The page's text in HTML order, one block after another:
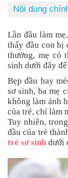
Bé
mặc
Bé
đi
ra
ngoài
Bé
ngủ
Bé
khỏe
&
an
toàn
Bé
tắm
Nội dung
Lần đầu làm
thấy đầu con bị
thường, mẹ có
sinh dưới đây
Bẹp đầu hay
sơ sinh, ba mẹ
không làm ảnh
của trẻ, chỉ làm
Tuy nhiên,
đầu của trẻ
trẻ sơ sinh dưới